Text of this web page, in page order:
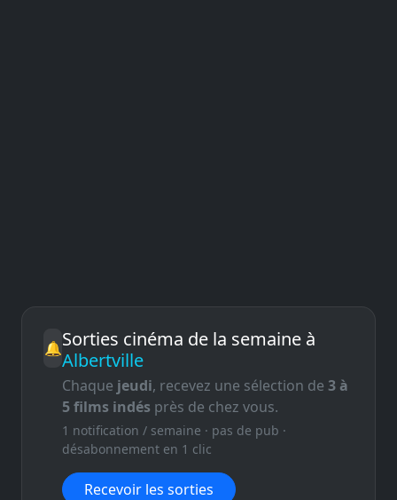
🔔Sorties cinéma de la semaine à
Albertville
Chaque jeudi, recevez une sélection de3 à
5 films indés près de chez vous.
1 notification / semaine · pas de pub ·
désabonnement en 1 clic
Recevoir les sorties